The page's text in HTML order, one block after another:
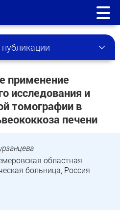
применение
исследования и
томографии в
печени
областная
больница, Россия